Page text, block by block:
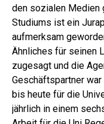
den sozialen Medien
Studiums ist ein
aufmerksam
Ähnliches für seinen
zugesagt und die
Geschäftspartner
bis heute für die
jährlich in einem